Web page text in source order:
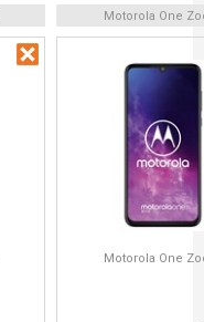
Motorola One
Motorola One